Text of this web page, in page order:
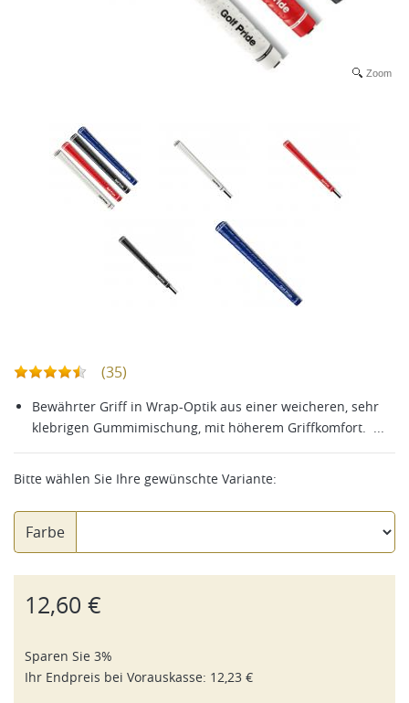
Zoom
(35)
Bewährter Griff in Wrap-Optik aus einer weicheren, sehr
klebrigen Gummimischung, mit höherem Griffkomfort. ...
Bitte wählen Sie Ihre gewünschte Variante:
Farbe
12,60 €
Sparen Sie 3%
Ihr Endpreis bei Vorauskasse: 12,23 €